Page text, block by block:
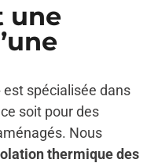
une
est spécialisée dans
soit pour des
Nous
thermique des